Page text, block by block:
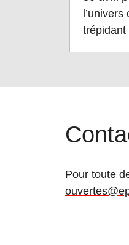
l’univers
trépidant
Pour toute